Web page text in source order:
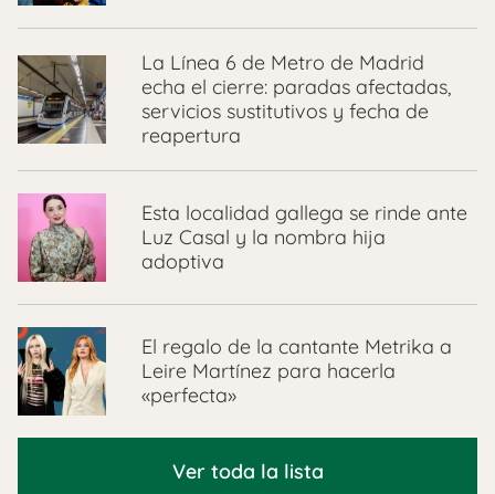
La Línea 6 de Metro de Madrid
echa el cierre: paradas afectadas,
servicios sustitutivos y fecha de
reapertura
Esta localidad gallega se rinde ante
Luz Casal y la nombra hija
adoptiva
El regalo de la cantante Metrika a
Leire Martínez para hacerla
«perfecta»
Ver toda la lista